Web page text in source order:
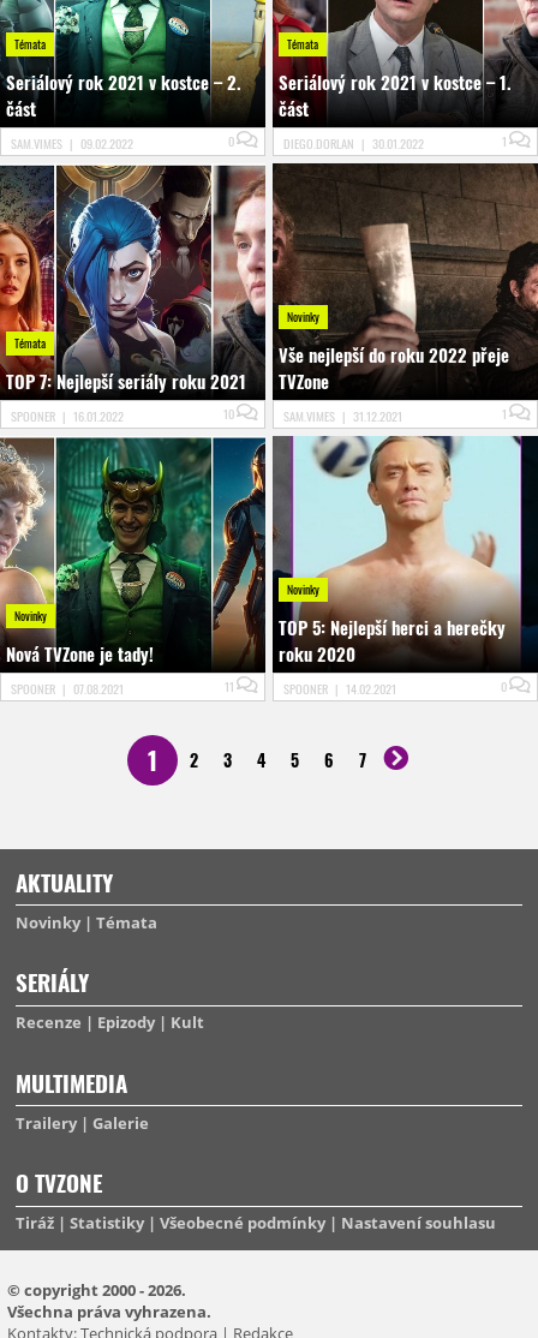
Témata
Seriálový rok 2021 v kostce – 2.
část
SAM.VIMES | 09.02.2022 0
Témata
Seriálový rok 2021 v kostce – 1.
část
DIEGO.DORLAN | 30.01.2022 1
Témata
TOP 7: Nejlepší seriály roku 2021
SPOONER | 16.01.2022 10
Novinky
Vše nejlepší do roku 2022 přeje
TVZone
SAM.VIMES | 31.12.2021 1
Novinky
Nová TVZone je tady!
SPOONER | 07.08.2021 11
Novinky
TOP 5: Nejlepší herci a herečky
roku 2020
SPOONER | 14.02.2021 0
1 2 3 4 5 6 7
AKTUALITY
Novinky Témata
SERIÁLY
Recenze Epizody Kult
MULTIMEDIA
Trailery Galerie
O TVZONE
Tiráž Statistiky Všeobecné podmínky Nastavení souhlasu
© copyright 2000 - 2026.
Všechna práva vyhrazena.
Kontakty:Technická podpora | Redakce